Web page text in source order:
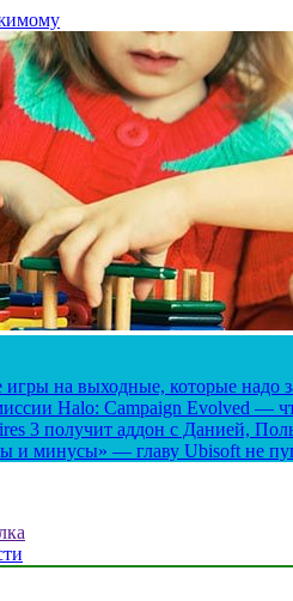
игры на выходные, которые надо
Halo: Campaign Evolved —
3 получит аддон с Данией,
и минусы» — главу Ubisoft не